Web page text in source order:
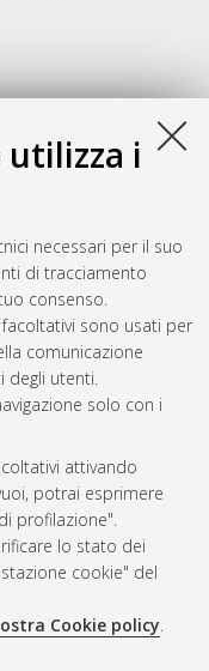
utilizza i
necessari per il suo
di tracciamento
consenso.
sono usati per
comunicazione
degli utenti.
solo con i
attivando
potrai esprimere
profilazione".
lo stato dei
cookie" del
Cookie policy.
Approach on
University
Studiorum
in
Aug 5 20:51:24 2026